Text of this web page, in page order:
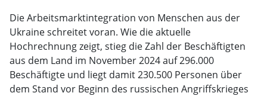
Die Arbeitsmarktintegration von Menschen aus der
Ukraine schreitet voran. Wie die aktuelle
Hochrechnung zeigt, stieg die Zahl der Beschäftigten
aus dem Land im November 2024 auf 296.000
Beschäftigte und liegt damit 230.500 Personen über
dem Stand vor Beginn des russischen Angriffskrieges